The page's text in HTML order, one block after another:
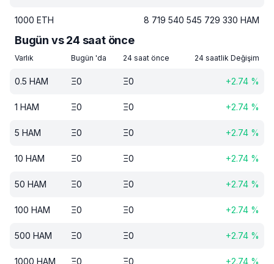
1000 ETH 8 719 540 545 729 330 HAM
Bugün vs 24 saat önce
Varlık Bugün 'da 24 saat önce 24 saatlik Değişim
0.5 HAM Ξ0 Ξ0 +2.74 %
1 HAM Ξ0 Ξ0 +2.74 %
5 HAM Ξ0 Ξ0 +2.74 %
10 HAM Ξ0 Ξ0 +2.74 %
50 HAM Ξ0 Ξ0 +2.74 %
100 HAM Ξ0 Ξ0 +2.74 %
500 HAM Ξ0 Ξ0 +2.74 %
1000 HAM Ξ0 Ξ0 +2.74 %